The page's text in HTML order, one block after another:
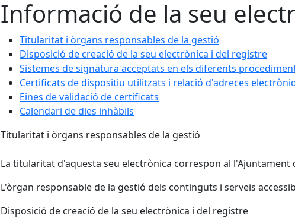
Informació de la seu
Titularitat i òrgans responsables de la gestió
Disposició de creació de la seu electrònica i del registre
Sistemes de signatura acceptats en els diferents
Certificats de dispositiu utilitzats i relació d'adreces
Eines de validació de certificats
Calendari de dies inhàbils
Titularitat i òrgans responsables de la gestió
La titularitat d'aquesta seu electrònica correspon al l'Ajuntament
L'òrgan responsable de la gestió dels continguts i serveis
Disposició de creació de la seu electrònica i del registre